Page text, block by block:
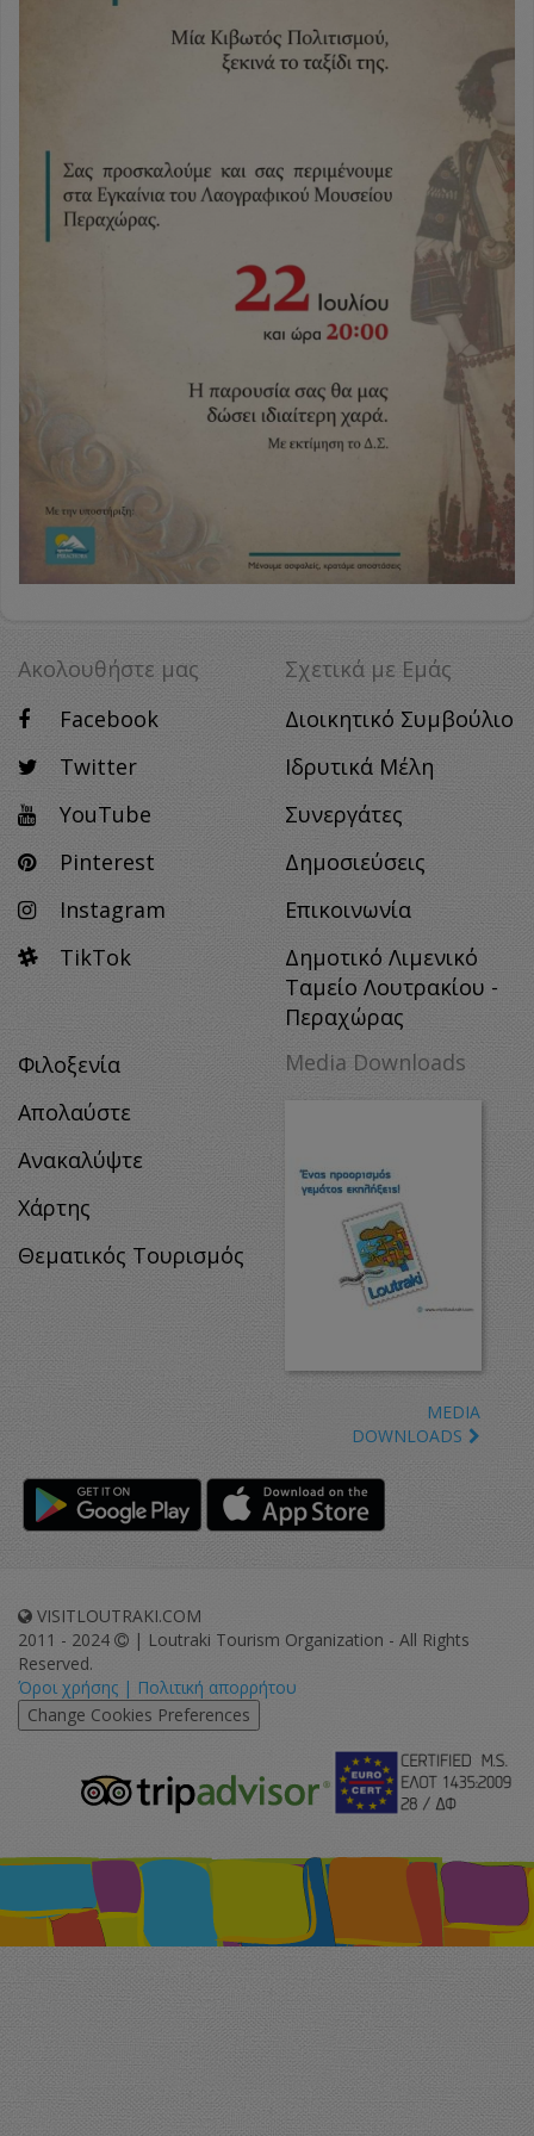
Ακολουθήστε μας
Facebook
Twitter
YouTube
Pinterest
Instagram
TikTok
Σχετικά με Eμάς
Διοικητικό Συμβούλιο
Ιδρυτικά Μέλη
Συνεργάτες
Δημοσιεύσεις
Επικοινωνία
Δημοτικό Λιμενικό
Ταμείο Λουτρακίου -
Περαχώρας
Φιλοξενία
Απολαύστε
Ανακαλύψτε
Χάρτης
Θεματικός Τουρισμός
Media Downloads
MEDIA
DOWNLOADS
VISITLOUTRAKI.COM
2011 - 2024
| Loutraki Tourism Organization - All Rights
Reserved.
Όροι χρήσης | Πολιτική απορρήτου
Change Cookies Preferences
tripadvisor-
213.png
eurocert-
logo.png